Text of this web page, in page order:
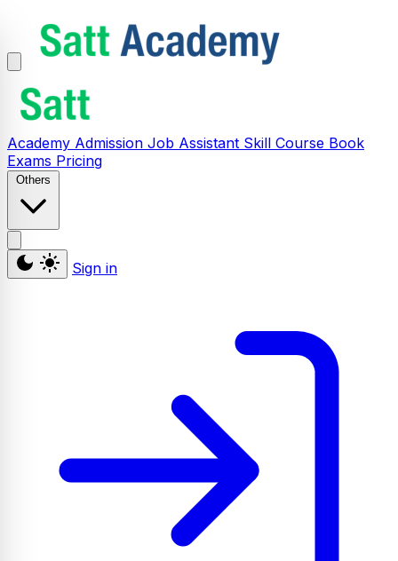
Academy Admission Job Assistant Skill Course Book
Exams Pricing
Others
Sign in